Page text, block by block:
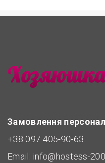
Замовлення
+38 097 405-90-63
Email: info@hostess-